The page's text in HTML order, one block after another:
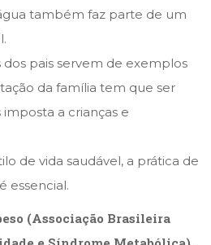
também faz parte de um
pais servem de exemplos
da família tem que ser
a crianças e
de vida saudável, a prática de
essencial.
(Associação Brasileira